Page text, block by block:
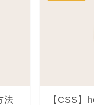
法
【CSS】